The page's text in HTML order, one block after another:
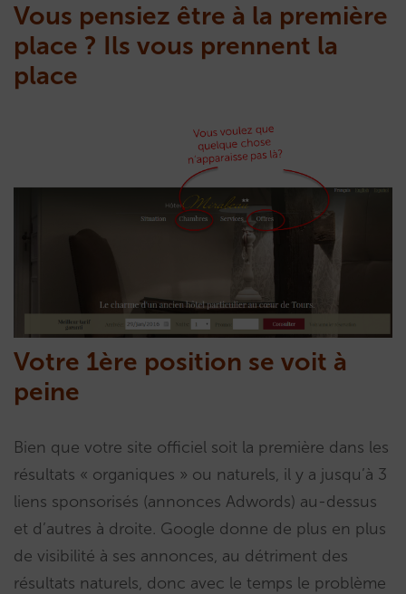
Vous pensiez être à la première
place ? Ils vous prennent la
place
Votre 1ère position se voit à
peine
Bien que votre site officiel soit la première dans les
résultats « organiques » ou naturels, il y a jusqu’à 3
liens sponsorisés (annonces Adwords) au-dessus
et d’autres à droite. Google donne de plus en plus
de visibilité à ses annonces, au détriment des
résultats naturels, donc avec le temps le problème